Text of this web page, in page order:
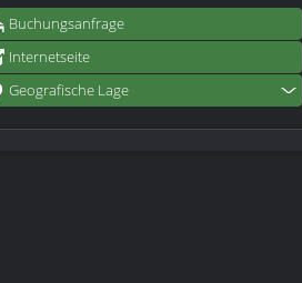
Buchungsanfrage
Internetseite
Geografische Lage